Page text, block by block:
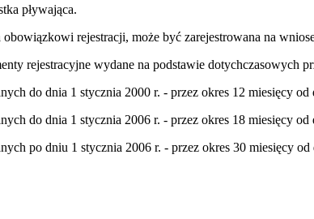
pływająca.
rejestracji, może być zarejestrowana na
rejestracyjne wydane na podstawie dotychczasowych
do dnia 1 stycznia 2000 r. - przez okres 12 miesięcy
do dnia 1 stycznia 2006 r. - przez okres 18 miesięcy
po dniu 1 stycznia 2006 r. - przez okres 30 miesięcy